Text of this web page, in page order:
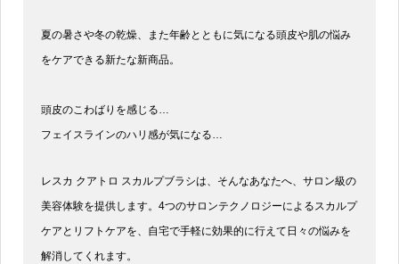
夏の暑さや冬の乾燥、また年齢とともに気になる頭皮や肌の悩み
をケアできる新たな新商品。
頭皮のこわばりを感じる…
フェイスラインのハリ感が気になる…
レスカ クアトロ スカルプブラシは、そんなあなたへ、サロン級の
美容体験を提供します。4つのサロンテクノロジーによるスカルプ
ケアとリフトケアを、自宅で手軽に効果的に行えて日々の悩みを
解消してくれます。